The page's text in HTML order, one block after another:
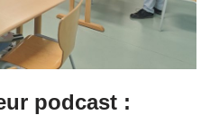
podcast :